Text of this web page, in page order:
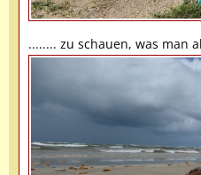
........ zu schauen, was man